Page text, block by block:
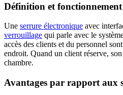
Définition et fonctionnement
Une serrure électronique avec
verrouillage qui parle avec le
accès des clients et du personnel
endroit. Quand un client réserve,
chambre.
Avantages par rapport aux